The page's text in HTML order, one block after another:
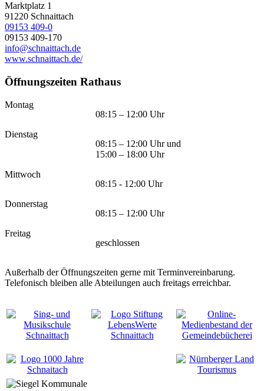
Marktplatz 1
91220 Schnaittach
09153 409-0
09153 409-170
info@schnaittach.de
www.schnaittach.de/
Öffnungszeiten Rathaus
Montag
08:15 – 12:00 Uhr
Dienstag
08:15 – 12:00 Uhr und
15:00 – 18:00 Uhr
Mittwoch
08:15 - 12:00 Uhr
Donnerstag
08:15 – 12:00 Uhr
Freitag
geschlossen
Außerhalb der Öffnungszeiten gerne mit Terminvereinbarung.
Telefonisch bleiben alle Abteilungen auch freitags erreichbar.